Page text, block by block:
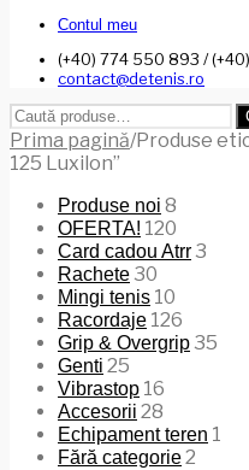
Contul meu
(+40) 774 550 893 /
contact@detenis.ro
Caută
după:
Prima pagină/Produse
125 Luxilon”
Produse noi 8
OFERTA! 120
Card cadou Atrr3
Rachete30
Mingi tenis 10
Racordaje 126
Grip & Overgrip35
Genti 25
Vibrastop 16
Accesorii 28
Echipament teren 1
Fără categorie2